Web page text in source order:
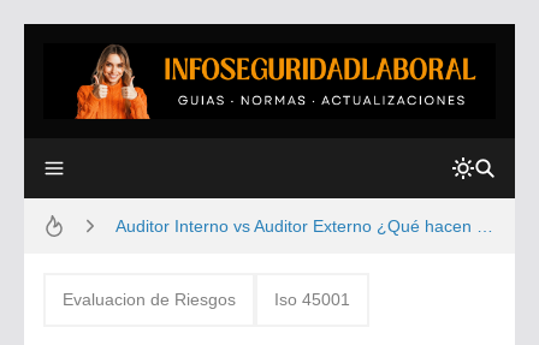
ANÁLISIS DE TRABAJO SEGURO ATS : FORMATO Y EJEMPLO
Evaluacion de Riesgos Iso 45001